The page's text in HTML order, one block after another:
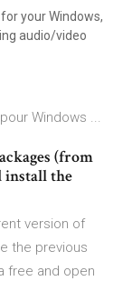
your Windows,
audio/video
Windows ...
(from
install the
version of
the previous
free and open